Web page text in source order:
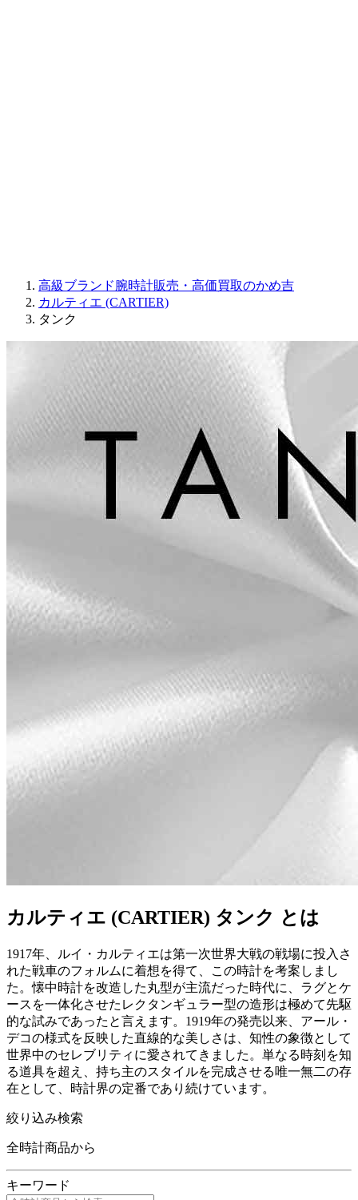
高級ブランド腕時計販売・高価買取のかめ吉
カルティエ (CARTIER)
タンク
カルティエ (CARTIER) タンク とは
1917年、ルイ・カルティエは第一次世界大戦の戦場に投入さ
れた戦車のフォルムに着想を得て、この時計を考案しまし
た。懐中時計を改造した丸型が主流だった時代に、ラグとケ
ースを一体化させたレクタンギュラー型の造形は極めて先駆
的な試みであったと言えます。1919年の発売以来、アール・
デコの様式を反映した直線的な美しさは、知性の象徴として
世界中のセレブリティに愛されてきました。単なる時刻を知
る道具を超え、持ち主のスタイルを完成させる唯一無二の存
在として、時計界の定番であり続けています。
絞り込み検索
全時計商品から
キーワード